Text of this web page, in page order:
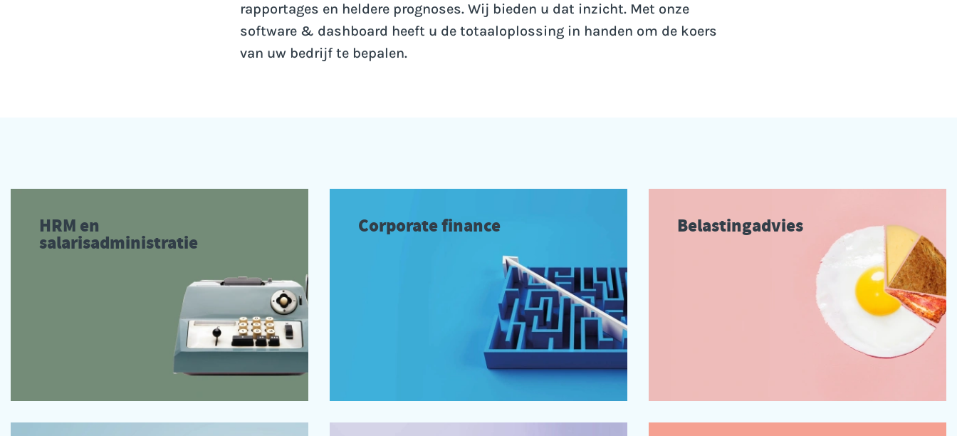
rapportages en heldere prognoses. Wij bieden u dat inzicht. Met onze
software & dashboard heeft u de totaaloplossing in handen om de koers
van uw bedrijf te bepalen.
HRM en
salarisadministratie
Corporate finance Belastingadvies